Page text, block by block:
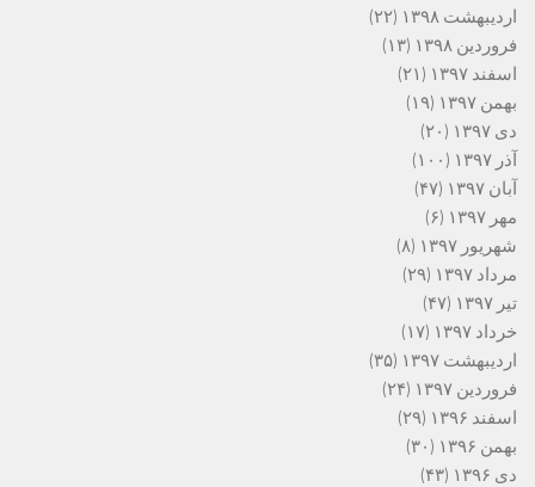
اردیبهشت ۱۳۹۸
(۲۲)
فروردین ۱۳۹۸
(۱۳)
اسفند ۱۳۹۷
(۲۱)
بهمن ۱۳۹۷
(۱۹)
دی ۱۳۹۷
(۲۰)
آذر ۱۳۹۷
(۱۰۰)
آبان ۱۳۹۷
(۴۷)
مهر ۱۳۹۷
(۶)
شهریور ۱۳۹۷
(۸)
مرداد ۱۳۹۷
(۲۹)
تیر ۱۳۹۷
(۴۷)
خرداد ۱۳۹۷
(۱۷)
اردیبهشت ۱۳۹۷
(۳۵)
فروردین ۱۳۹۷
(۲۴)
اسفند ۱۳۹۶
(۲۹)
بهمن ۱۳۹۶
(۳۰)
دی ۱۳۹۶
(۴۳)